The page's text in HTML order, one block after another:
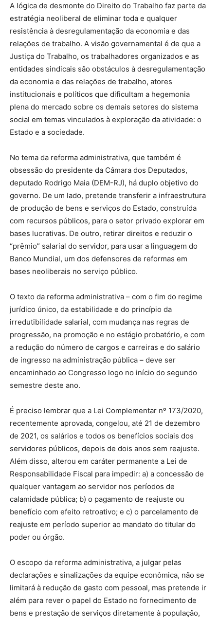
A lógica de desmonte do Direito do Trabalho faz parte da
estratégia neoliberal de eliminar toda e qualquer
resistência à desregulamentação da economia e das
relações de trabalho. A visão governamental é de que a
Justiça do Trabalho, os trabalhadores organizados e as
entidades sindicais são obstáculos à desregulamentação
da economia e das relações de trabalho, atores
institucionais e políticos que dificultam a hegemonia
plena do mercado sobre os demais setores do sistema
social em temas vinculados à exploração da atividade: o
Estado e a sociedade.
No tema da reforma administrativa, que também é
obsessão do presidente da Câmara dos Deputados,
deputado Rodrigo Maia (DEM-RJ), há duplo objetivo do
governo. De um lado, pretende transferir a infraestrutura
de produção de bens e serviços do Estado, construída
com recursos públicos, para o setor privado explorar em
bases lucrativas. De outro, retirar direitos e reduzir o
“prêmio” salarial do servidor, para usar a linguagem do
Banco Mundial, um dos defensores de reformas em
bases neoliberais no serviço público.
O texto da reforma administrativa – com o fim do regime
jurídico único, da estabilidade e do princípio da
irredutibilidade salarial, com mudança nas regras de
progressão, na promoção e no estágio probatório, e com
a redução do número de cargos e carreiras e do salário
de ingresso na administração pública – deve ser
encaminhado ao Congresso logo no início do segundo
semestre deste ano.
É preciso lembrar que a Lei Complementar nº 173/2020,
recentemente aprovada, congelou, até 21 de dezembro
de 2021, os salários e todos os benefícios sociais dos
servidores públicos, depois de dois anos sem reajuste.
Além disso, alterou em caráter permanente a Lei de
Responsabilidade Fiscal para impedir: a) a concessão de
qualquer vantagem ao servidor nos períodos de
calamidade pública; b) o pagamento de reajuste ou
benefício com efeito retroativo; e c) o parcelamento de
reajuste em período superior ao mandato do titular do
poder ou órgão.
O escopo da reforma administrativa, a julgar pelas
declarações e sinalizações da equipe econômica, não se
limitará à redução de gasto com pessoal, mas pretende ir
além para rever o papel do Estado no fornecimento de
bens e prestação de serviços diretamente à população,